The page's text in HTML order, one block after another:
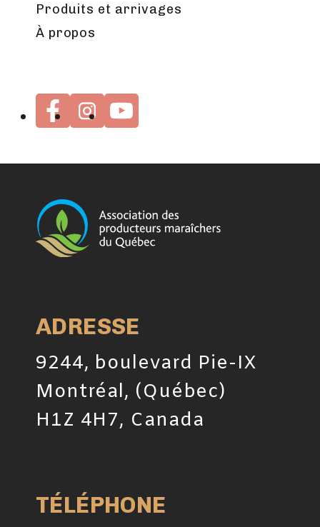
Produits et arrivages
À propos
ADRESSE
9244, boulevard Pie-IX
Montréal, (Québec)
H1Z 4H7, Canada
TÉLÉPHONE